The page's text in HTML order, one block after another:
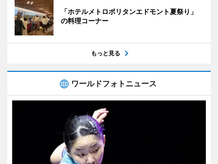
「ホテルメトロポリタンエドモント夏祭り」
の料理コーナー
もっと見る
ワールドフォトニュース